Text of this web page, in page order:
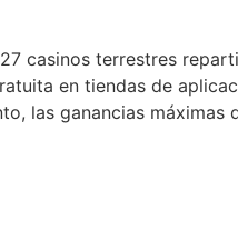
casinos terrestres
en tiendas de
las ganancias máximas